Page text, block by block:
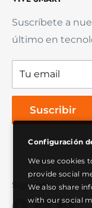
Preguntas
Envío y Entrega
Política de
Garantía del
Política de
Términos de
Suscríbete a
último en
Tu email
Suscribir
Síguenos
Configuración
We use cookies
provide social
We also share
with our social